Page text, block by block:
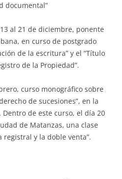
documental”
al 21 de diciembre, ponente
en curso de postgrado
de la escritura” y el “Título
de la Propiedad”.
curso monográfico sobre
de sucesiones”, en la
de este curso, el día 20
de Matanzas, una clase
registral y la doble venta”.